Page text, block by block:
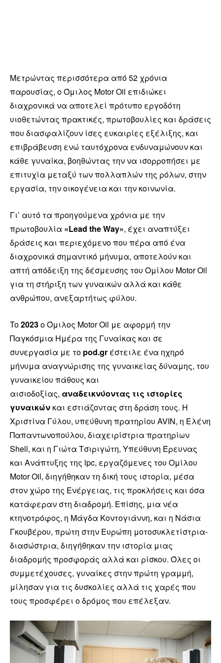
Μετρώντας περισσότερα από 52 χρόνια
παρουσίας, ο Όμιλος Motor Oil επιδιώκει
διαχρονικά να αποτελεί πρότυπο εργοδότη
υιοθετώντας πρακτικές, πρωτοβουλίες και δράσεις
που διασφαλίζουν ίσες ευκαιρίες εξέλιξης, και
επιβράβευση ενώ ταυτόχρονα ενδυναμώνουν και
κάθε γυναίκα, βοηθώντας την να ισορροπήσει με
επιτυχία μεταξύ των πολλαπλών της ρόλων, στην
εργασία, την οικογένεια και την κοινωνία.
Γι’ αυτό τα προηγούμενα χρόνια με την
πρωτοβουλία «Lead the Way», έχει αναπτύξει
δράσεις και περιεχόμενο που πέρα από ένα
διαχρονικά σημαντικό μήνυμα, αποτελούν και
απτή απόδειξη της δέσμευσης του Ομίλου Motor Oil
για τη στήριξη των γυναικών αλλά και κάθε
ανθρώπου, ανεξαρτήτως φύλου.
To2023o Όμιλος Motor Oil με αφορμή την
Παγκόσμια Ημέρα της Γυναίκας και σε
συνεργασία με το pod.gr έστειλε ένα ηχηρό
μήνυμα αναγνώρισης της γυναικείας δύναμης, του
γυναικείου πάθους και
αισιοδοξίας, αναδεικνύοντας τις ιστορίες
γυναικών και εστιάζοντας στη δράση τους. Η
Χριστίνα Γύλου, υπεύθυνη πρατηρίου AVIN, η Ελένη
Παπαντωνοπούλου, διαχειρίστρια πρατηρίων
Shell, και η Γιώτα Τσιριγώτη, Υπεύθυνη Έρευνας
και Ανάπτυξης της lpc, εργαζόμενες του Ομίλου
Motor Oil, διηγήθηκαν τη δική τους ιστορία, μέσα
στον χώρο της Ενέργειας, τις προκλήσεις και όσα
κατάφεραν στη διαδρομή. Επίσης, μια νέα
κτηνοτρόφος, η Μάγδα Κοντογιάννη, και η Νάσια
Γκουβέρου, πρώτη στην Ευρώπη μοτοσυκλετίστρια-
διασώστρια, διηγήθηκαν την ιστορία μιας
διαδρομής προσφοράς αλλά και ρίσκου. Όλες οι
συμμετέχουσες, γυναίκες στην πρώτη γραμμή,
μίλησαν για τις δυσκολίες αλλά τις χαρές που
τους προσφέρει ο δρόμος που επέλεξαν.